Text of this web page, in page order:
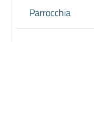
Parrocchia